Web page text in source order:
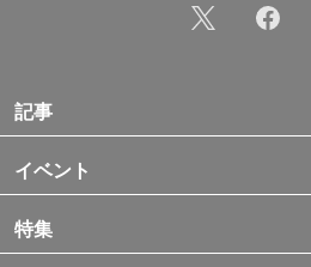
記事
イベント
特集